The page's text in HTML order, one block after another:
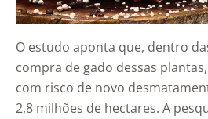
O estudo aponta que, dentro
compra de gado dessas
com risco de novo
2,8 milhões de hectares. A